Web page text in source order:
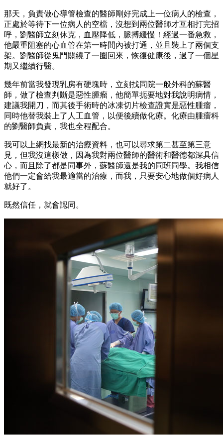
那天，負責做心導管檢查的醫師剛好完成上一位病人的檢查，
正處於等待下一位病人的空檔，沒想到兩位醫師才互相打完招
呼，劉醫師立刻休克，血壓降低，脈搏緩慢！經過一番急救，
他嚴重阻塞的心血管在第一時間內被打通，並且裝上了兩個支
架。劉醫師從鬼門關繞了一圈回來，恢復健康後，過了一個星
期又繼續行醫。
幾年前當我發現乳房有硬塊時，立刻找同院一般外科的蘇醫
師，做了檢查判斷是惡性腫瘤，他簡單扼要地對我說明病情，
建議我開刀，而其後手術時的冰凍切片檢查證實是惡性腫瘤，
同時他替我裝上了人工血管，以便後續做化療。化療由腫瘤科
的劉醫師負責，我也全程配合。
我可以上網找最新的治療資料，也可以尋求第二甚至第三意
見，但我沒這樣做，因為我對兩位醫師的醫術和醫德都深具信
心，而且除了都是同事外，蘇醫師還是我的同班同學。我相信
他們一定會給我最適當的治療，而我，只要安心地做個好病人
就好了。
既然信任，就會認同。